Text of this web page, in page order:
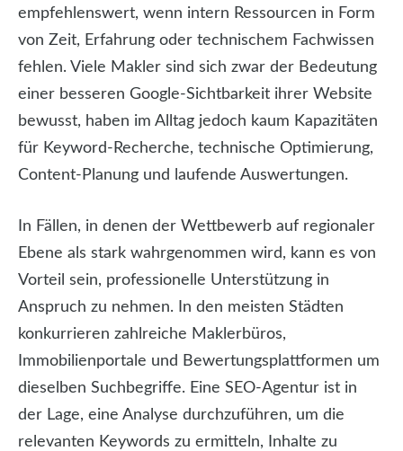
empfehlenswert, wenn intern Ressourcen in Form
von Zeit, Erfahrung oder technischem Fachwissen
fehlen. Viele Makler sind sich zwar der Bedeutung
einer besseren Google-Sichtbarkeit ihrer Website
bewusst, haben im Alltag jedoch kaum Kapazitäten
für Keyword-Recherche, technische Optimierung,
Content-Planung und laufende Auswertungen.
In Fällen, in denen der Wettbewerb auf regionaler
Ebene als stark wahrgenommen wird, kann es von
Vorteil sein, professionelle Unterstützung in
Anspruch zu nehmen. In den meisten Städten
konkurrieren zahlreiche Maklerbüros,
Immobilienportale und Bewertungsplattformen um
dieselben Suchbegriffe. Eine SEO-Agentur ist in
der Lage, eine Analyse durchzuführen, um die
relevanten Keywords zu ermitteln, Inhalte zu